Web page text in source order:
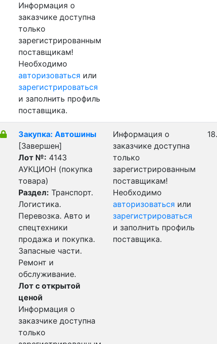
Информация о
заказчике доступна
только
зарегистрированным
поставщикам!
Необходимо
авторизоваться или
зарегистрироваться
и заполнить профиль
поставщика.
Закупка: Автошины
[Завершен]
Лот №: 4143
АУКЦИОН (покупка
товара)
Раздел: Транспорт.
Логистика.
Перевозка. Авто и
спецтехники
продажа и покупка.
Запасные части.
Ремонт и
обслуживание.
Лот с открытой
ценой
Информация о
заказчике доступна
только
Информация о
заказчике доступна
только
зарегистрированным
поставщикам!
Необходимо
авторизоваться или
зарегистрироваться
и заполнить профиль
поставщика.